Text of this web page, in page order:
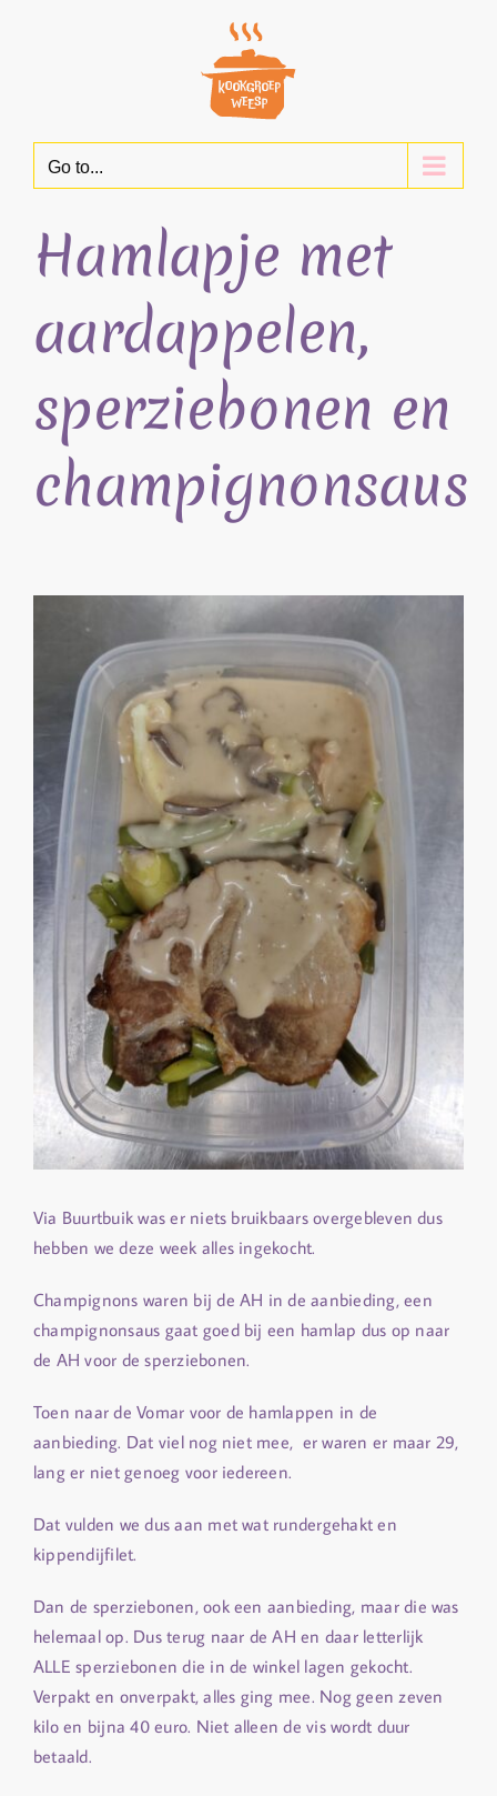
Go to...
Hamlapje met
aardappelen,
sperziebonen en
champignonsaus
Via Buurtbuik was er niets bruikbaars overgebleven dus
hebben we deze week alles ingekocht.
Champignons waren bij de AH in de aanbieding, een
champignonsaus gaat goed bij een hamlap dus op naar
de AH voor de sperziebonen.
Toen naar de Vomar voor de hamlappen in de
aanbieding. Dat viel nog niet mee, er waren er maar 29,
lang er niet genoeg voor iedereen.
Dat vulden we dus aan met wat rundergehakt en
kippendijfilet.
Dan de sperziebonen, ook een aanbieding, maar die was
helemaal op. Dus terug naar de AH en daar letterlijk
ALLE sperziebonen die in de winkel lagen gekocht.
Verpakt en onverpakt, alles ging mee. Nog geen zeven
kilo en bijna 40 euro. Niet alleen de vis wordt duur
betaald.